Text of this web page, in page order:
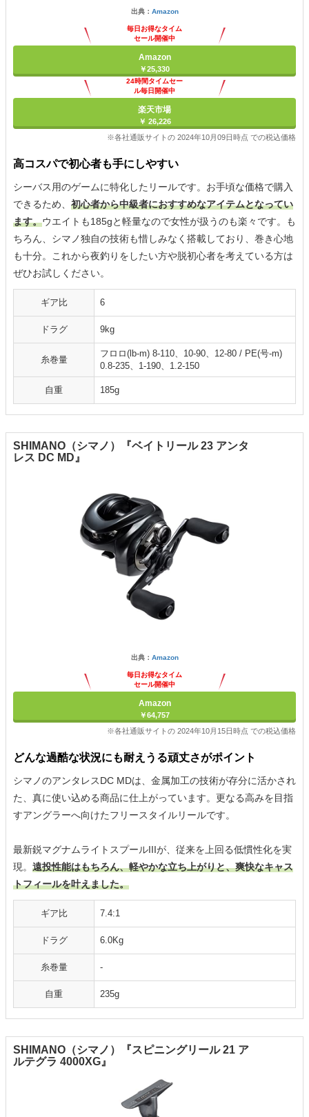
出典： Amazon
毎日お得なタイム
セール開催中
Amazon
￥25,330
24時間タイムセー
ル毎日開催中
楽天市場
￥ 26,226
※各社通販サイトの 2024年10月09日時点 での税込価格
高コスパで初心者も手にしやすい
シーバス用のゲームに特化したリールです。お手頃な価格で購入
できるため、 初心者から中級者におすすめなアイテムとなってい
ます。ウエイトも185gと軽量なので女性が扱うのも楽々です。も
ちろん、シマノ独自の技術も惜しみなく搭載しており、巻き心地
も十分。これから夜釣りをしたい方や脱初心者を考えている方は
ぜひお試しください。
ギア比 6
ドラグ 9kg
糸巻量
フロロ(lb-m) 8-110、10-90、12-80 / PE(号-m)
0.8-235、1-190、1.2-150
自重 185g
SHIMANO（シマノ）『ベイトリール 23 アンタ
レス DC MD』
出典： Amazon
毎日お得なタイム
セール開催中
Amazon
￥64,757
※各社通販サイトの 2024年10月15日時点 での税込価格
どんな過酷な状況にも耐えうる頑丈さがポイント
シマノのアンタレスDC MDは、金属加工の技術が存分に活かされ
た、真に使い込める商品に仕上がっています。更なる高みを目指
すアングラーへ向けたフリースタイルリールです。
最新鋭マグナムライトスプールIIIが、従来を上回る低慣性化を実
現。 遠投性能はもちろん、軽やかな立ち上がりと、爽快なキャス
トフィールを叶えました。
ギア比 7.4:1
ドラグ 6.0Kg
糸巻量 -
自重 235g
SHIMANO（シマノ）『スピニングリール 21 ア
ルテグラ 4000XG』